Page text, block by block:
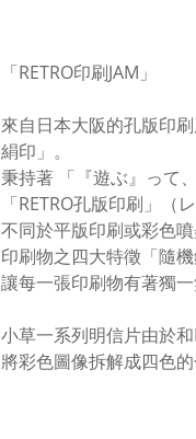
「RETRO印刷JAM」
來自日本大阪的孔版印
絹印」。
秉持著 「『遊ぶ』って
「RETRO孔版印刷」（
不同於平版印刷或彩色
印刷物之四大特徵「隨
讓每一張印刷物有著獨
小草一系列明信片由於
將彩色圖像拆解成四色